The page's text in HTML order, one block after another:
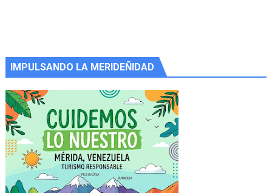
IMPULSANDO LA MERIDEÑIDAD